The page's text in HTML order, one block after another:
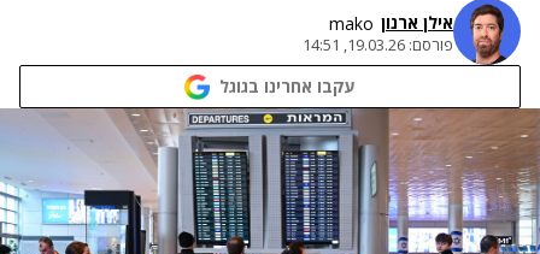
אילן ארנון mako
פורסם: 19.03.26, 14:51
עקבו אחרינו בגוגל